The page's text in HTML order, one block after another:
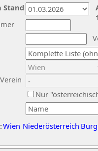
Nur
Wien Niederösterreich
Stand